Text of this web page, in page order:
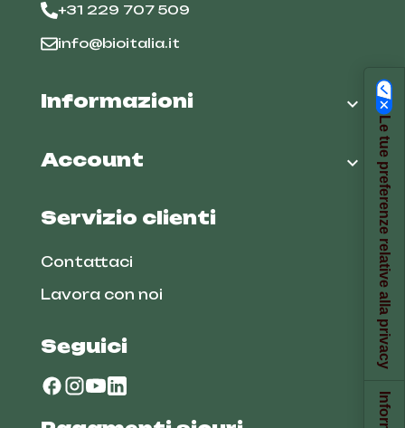
+31 229 707 509
info@bioitalia.it
Informazioni 
Account 
Servizio clienti
Contattaci
Lavora con noi
Seguici Le tue preferenze relative alla privacy